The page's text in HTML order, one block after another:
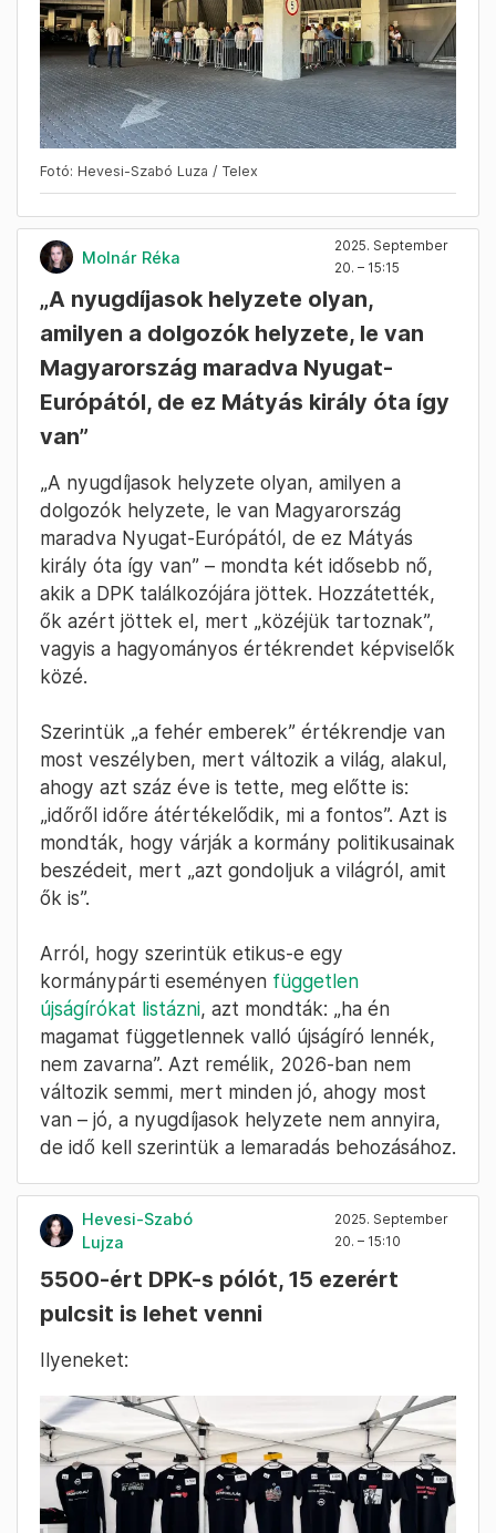
Fotó: Hevesi-Szabó Luza / Telex
Molnár Réka
2025. September
20. – 15:15
„A nyugdíjasok helyzete olyan,
amilyen a dolgozók helyzete, le van
Magyarország maradva Nyugat-
Európától, de ez Mátyás király óta így
„A nyugdíjasok helyzete olyan, amilyen a
dolgozók helyzete, le van Magyarország
maradva Nyugat-Európától, de ez Mátyás
király óta így van” – mondta két idősebb nő,
akik a DPK találkozójára jöttek. Hozzátették,
ők azért jöttek el, mert „közéjük tartoznak”,
közé.
Szerintük „a fehér emberek” értékrendje van
most veszélyben, mert változik a világ, alakul,
ahogy azt száz éve is tette, meg előtte is:
„időről időre átértékelődik, mi a fontos”. Azt is
mondták, hogy várják a kormány politikusainak
beszédeit, mert „azt gondoljuk a világról, amit
Arról, hogy szerintük etikus-e egy
kormánypárti eseményen
újságírókat listázni, azt mondták: „ha én
magamat függetlennek valló újságíró lennék,
változik semmi, mert minden jó, ahogy most
van – jó, a nyugdíjasok helyzete nem annyira,
de idő kell szerintük a lemaradás behozásához.
Hevesi-Szabó
Lujza
2025. September
20. – 15:10